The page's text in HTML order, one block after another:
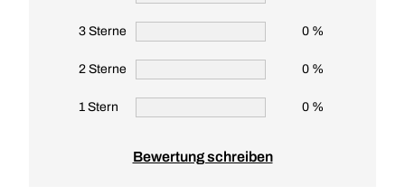
3 Sterne 0 %
2 Sterne 0 %
1 Stern 0 %
Bewertung schreiben